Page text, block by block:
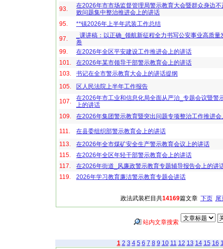
93.
在2026年市市场监督管理局警示教育大会暨群众身边
败问题集中整治推进会上的讲话
95.
**镇2026年上半年武装工作总结
97.
_课讲稿：以正确_领航新征程全力书写公安事业高质量
卷
99.
在2026年全区平安建设工作推进会上的讲话
101.
在2026年某市领导干部警示教育会上的讲话
103.
书记在全市警示教育大会上的讲话提纲
105.
区人民法院上半年工作报告
107.
在2026年市工业和信息化局全面从严治_专题会议暨警
上的讲话
109.
在2026年集团警示教育暨突出问题专项整治工作推进会
111.
在县委组织部警示教育会上的讲话
113.
在2026年全市煤矿安全生产警示教育会议上的讲话
115.
在2026年全区年轻干部警示教育会上的讲话
117.
在2026年街道_风廉政警示教育专题辅导报告会上的讲
119.
2026年学习教育廉洁警示教育专题会讲话
政法武装栏目共14169篇文章 下页 尾
站内文章搜索
1 2 3 4 5 6 7 8 9 10 11 12 13 14 15 16